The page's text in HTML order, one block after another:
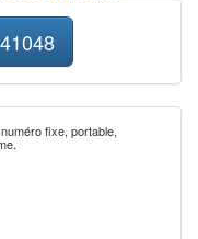
fixe, portable,